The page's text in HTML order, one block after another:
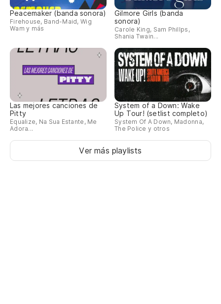
Peacemaker (banda sonora)
Firehouse, Band-Maid, Wig
Wam y más
Gilmore Girls (banda
sonora)
Carole King, Sam Phillps,
Shania Twain...
Las mejores canciones de
Pitty
Equalize, Na Sua Estante, Me
Adora...
System of a Down: Wake
Up Tour! (setlist completo)
System Of A Down, Madonna,
The Police y otros
Ver más playlists